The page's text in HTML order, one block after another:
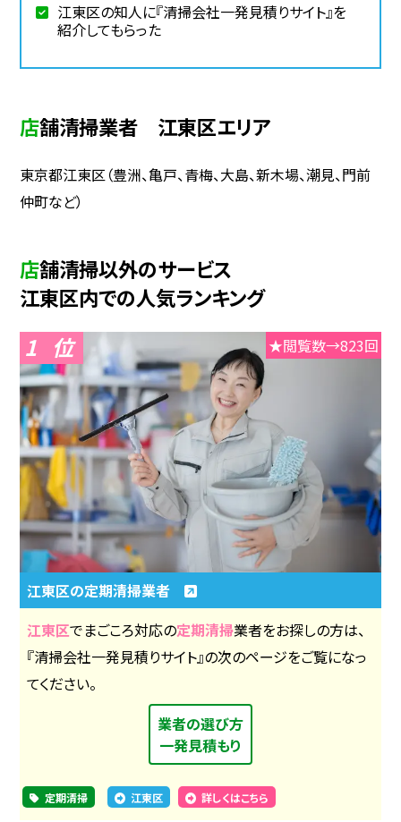
江東区の知人に『清掃会社一発見積りサイト』を
紹介してもらった
店舗清掃業者 江東区エリア
東京都江東区（豊洲、亀戸、青梅、大島、新木場、潮見、門前
仲町など）
店舗清掃以外のサービス
江東区内での人気ランキング
1 ★閲覧数→823回
江東区の定期清掃業者
江東区でまごころ対応の定期清掃業者をお探しの方は、
『清掃会社一発見積りサイト』の次のページをご覧になっ
てください。
業者の選び方
一発見積もり
定期清掃 江東区 詳しくはこちら